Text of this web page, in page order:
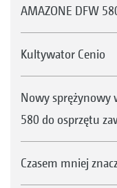
AMAZONE DFW
Kultywator Cenio
Nowy sprężynowy
580 do osprzętu
Czasem mniej